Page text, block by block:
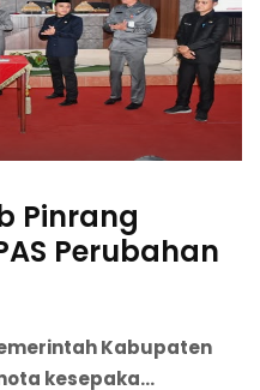
Pinrang
Perubahan
Kabupaten
kesepaka...